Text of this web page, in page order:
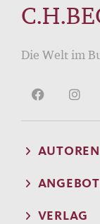
Die Welt im
AUTOREN
VERLAG